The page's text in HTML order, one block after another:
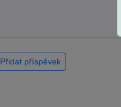
Přidat příspěvek